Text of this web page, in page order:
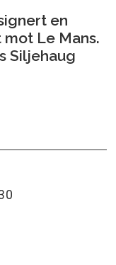
en
Le Mans.
Siljehaug